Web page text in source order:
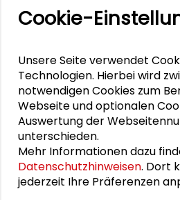
Impressionen
Cookie-
Unsere Seite verwendet
Technologien. Hierbei wird
notwendigen Cookies zum
Webseite und optionalen
Auswertung der
unterschieden.
Mehr Informationen dazu
Datenschutzhinweisen. Dort
jederzeit Ihre Präferenzen